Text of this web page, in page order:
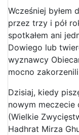
Wcześniej byłem
przez trzy i pół
spotkałem ani
Dowiego lub
wyznawcy
mocno
Dzisiaj, kiedy
nowym meczecie
(Wielkie
Hadhrat Mirza